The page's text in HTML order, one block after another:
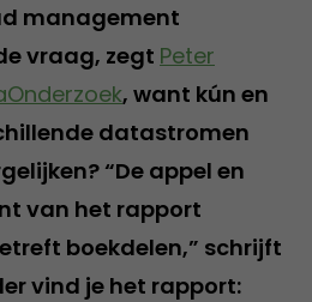
management
vraag, zegt Peter
, want kún en
datastromen
“De appel en
van het rapport
boekdelen,” schrijft
vind je het rapport: